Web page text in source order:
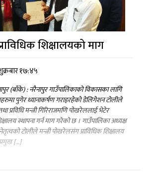
शिक्षालयको माग
१७:४५
(बाँके) : नरैनापुर गाउँपालिकाको विकासका लागि
पुगेर ध्यानाकर्षण गराइरहेको डेलिगेशन टोलीले
प्रविधि मन्त्री गिरिराजमणि पोखरेललाई भेटेर
स्थापना गर्न माग गरेको छ । गाउँपालिका अध्यक्ष
टोलीले मन्त्री पोखरेलसंग प्राविधिक शिक्षालय
[…]